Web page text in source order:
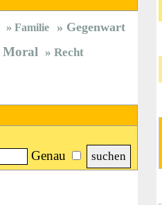
Familie Gegenwart
Moral
Recht
Genau